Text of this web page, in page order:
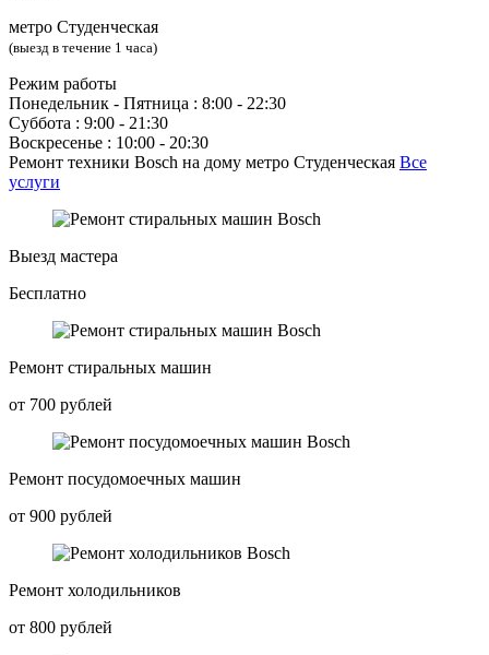
метро Студенческая
(выезд в течение 1 часа)
Режим работы
Понедельник ‐ Пятница : 8:00 - 22:30
Суббота : 9:00 - 21:30
Воскресенье : 10:00 - 20:30
Ремонт техники Bosch на дому метро Студенческая Все
услуги
Выезд мастера
Бесплатно
Ремонт стиральных машин
от 700 рублей
Ремонт посудомоечных машин
от 900 рублей
Ремонт холодильников
от 800 рублей